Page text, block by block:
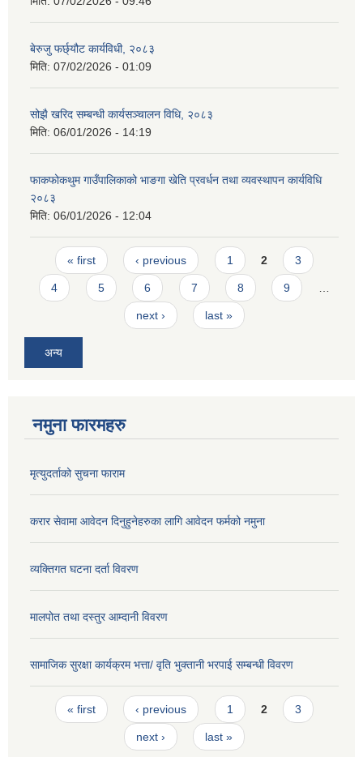
बेरुजु फर्छ्यौट कार्यविधी, २०८३
मिति: 07/02/2026 - 01:09
सोझै खरिद सम्बन्धी कार्यसञ्चालन विधि, २०८३
मिति: 06/01/2026 - 14:19
फाकफोकथुम गाउँपालिकाको भाङगा खेति प्रवर्धन तथा व्यवस्थापन कार्यविधि
२०८३
मिति: 06/01/2026 - 12:04
Pages
« first ‹ previous 1 2 3
4 5 6 7 8 9
next › last »
अन्य
नमुना फारमहरु
मृत्युदर्ताको सुचना फाराम
करार सेवामा आवेदन दिनुहुनेहरुका लागि आवेदन फर्मको नमुना
व्यक्तिगत घटना दर्ता विवरण
मालपोत तथा दस्तुर आम्दानी विवरण
सामाजिक सुरक्षा कार्यक्रम भत्ता/ वृति भुक्तानी भरपाई सम्बन्धी विवरण
Pages
« first ‹ previous 1 2 3
next › last »